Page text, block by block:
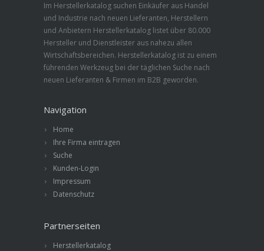
Im Herstellerkatalog suchen Einkäufer aus Handel
und Industrie nach neuen Lieferanten, Herstellern
und Anbietern Herstellerkatalog listet über 80.000
Hersteller und Dienstleister aus nahezu allen
Wirtschaftsbereichen. Herstellerkatalog ist zu einem
führenden Werkzeug bei der täglichen Suche nach
neuen Lieferanten & Firmen im B2B geworden.
Navigation
Home
Ihre Firma eintragen
Suche
Kunden-Login
Impressum
Datenschutz
Partnerseiten
Herstellerkatalog